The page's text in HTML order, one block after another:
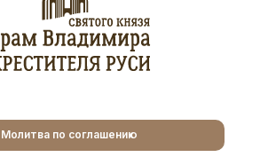
Молитва по соглашению